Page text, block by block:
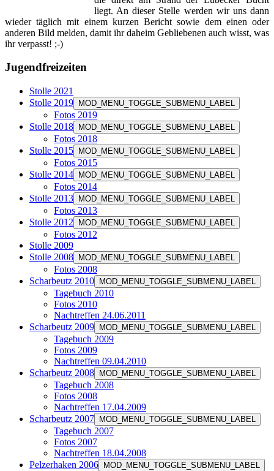
liegt. An dieser Stelle werden wir uns dann
wieder täglich mit einem kurzen Bericht sowie dem einen oder
anderen Bild melden, damit ihr daheim Gebliebenen auch wisst, was
ihr verpasst! ;-)
Jugendfreizeiten
Stolle 2021
Stolle 2019
MOD_MENU_TOGGLE_SUBMENU_LABEL
Fotos 2019
Stolle 2018
MOD_MENU_TOGGLE_SUBMENU_LABEL
Fotos 2018
Stolle 2015
MOD_MENU_TOGGLE_SUBMENU_LABEL
Fotos 2015
Stolle 2014
MOD_MENU_TOGGLE_SUBMENU_LABEL
Fotos 2014
Stolle 2013
MOD_MENU_TOGGLE_SUBMENU_LABEL
Fotos 2013
Stolle 2012
MOD_MENU_TOGGLE_SUBMENU_LABEL
Fotos 2012
Stolle 2009
Stolle 2008
MOD_MENU_TOGGLE_SUBMENU_LABEL
Fotos 2008
Scharbeutz 2010
MOD_MENU_TOGGLE_SUBMENU_LABEL
Tagebuch 2010
Fotos 2010
Nachtreffen 24.06.2011
Scharbeutz 2009
MOD_MENU_TOGGLE_SUBMENU_LABEL
Tagebuch 2009
Fotos 2009
Nachtreffen 09.04.2010
Scharbeutz 2008
MOD_MENU_TOGGLE_SUBMENU_LABEL
Tagebuch 2008
Fotos 2008
Nachtreffen 17.04.2009
Scharbeutz 2007
MOD_MENU_TOGGLE_SUBMENU_LABEL
Tagebuch 2007
Fotos 2007
Nachtreffen 18.04.2008
Pelzerhaken 2006
MOD_MENU_TOGGLE_SUBMENU_LABEL